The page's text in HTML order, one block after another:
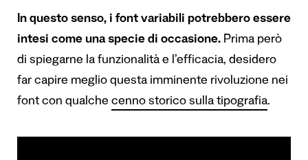
In questo senso, i font variabili potrebbero essere
intesi come una specie di occasione. Prima però
di spiegarne la funzionalità e l’efficacia, desidero
far capire meglio questa imminente rivoluzione nei
font con qualche cenno storico sulla tipografia.